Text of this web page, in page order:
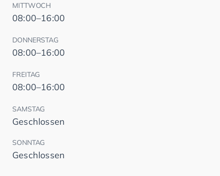
MITTWOCH
08:00–16:00
DONNERSTAG
08:00–16:00
FREITAG
08:00–16:00
SAMSTAG
Geschlossen
SONNTAG
Geschlossen